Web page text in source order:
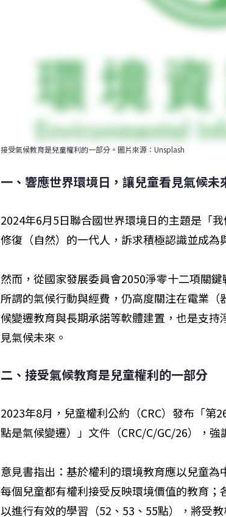
接受氣候教育是兒童權利的一部分。圖片來源：Unsplash
一、響應世界環境日，讓兒童看見氣候未
2024年6月5日聯合國世界環境日的主題是「
修復（自然）的一代人，訴求積極認識並成為
然而，從國家發展委員會2050淨零十二項關
所謂的氣候行動與經費，仍高度關注在電業
候變遷教育與長期承諾等軟體建置，也是支
見氣候未來。
二、接受氣候教育是兒童權利的一部分
2023年8月，兒童權利公約（CRC）發布「第
點是氣候變遷）」文件（CRC/C/GC/26），
意見書指出：基於權利的環境教育應以兒童
每個兒童都有權利接受反映環境價值的教育；
以進行有效的學習（52、53、55點），將受